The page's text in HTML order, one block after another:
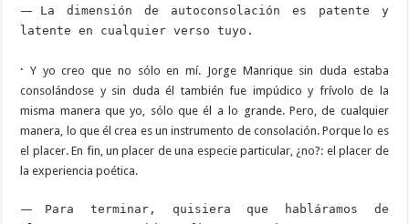
— La dimensión de autoconsolación es patente y
latente en cualquier verso tuyo.
· Y yo creo que no sólo en mí. Jorge Manrique sin duda estaba
consolándose y sin duda él también fue impúdico y frívolo de la
misma manera que yo, sólo que él a lo grande. Pero, de cualquier
manera, lo que él crea es un instrumento de consolación. Porque lo es
el placer. En fin, un placer de una especie particular, ¿no?: el placer de
la experiencia poética.
— Para terminar, quisiera que habláramos de